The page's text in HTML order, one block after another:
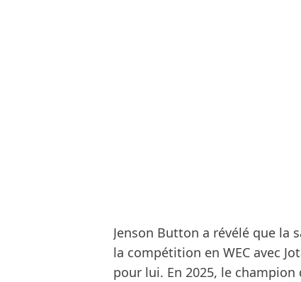
Jenson Button a révélé que la
la compétition en WEC avec
pour lui. En 2025, le champion